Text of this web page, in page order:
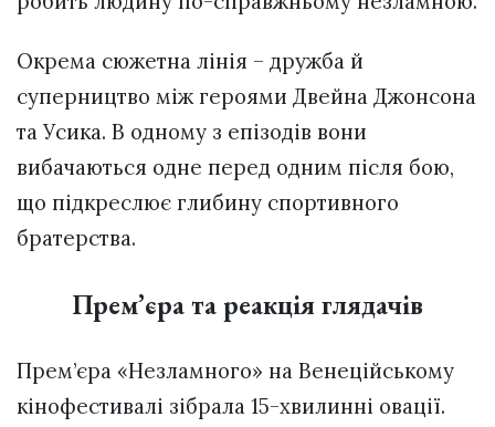
Окрема сюжетна лінія – дружба й
суперництво між героями Двейна Джонсона
та Усика. В одному з епізодів вони
вибачаються одне перед одним після бою,
що підкреслює глибину спортивного
братерства.
Прем’єра та реакція глядачів
Прем’єра «Незламного» на Венеційському
кінофестивалі зібрала 15-хвилинні овації.